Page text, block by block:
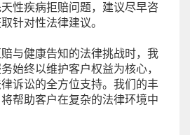
性疾病拒赔问题，建议尽早咨
针对性法律建议。
与健康告知的法律挑战时，我
始终以维护客户权益为核心，
诉讼的全方位支持。我们的丰
帮助客户在复杂的法律环境中